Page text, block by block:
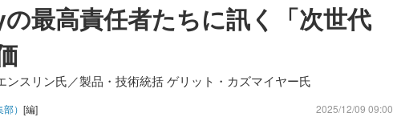
最高責任者たちに訊く「次世代
ンスリン氏／製品・技術統括 ゲリット・カズマイヤー氏
） [編] 2025/12/09 09:00